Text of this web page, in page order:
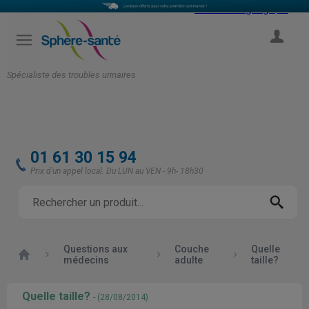
Spécialiste des troubles urinaires
Select Language
01 61 30 15 94
Prix d'un appel local. Du LUN au VEN - 9h- 18h30
Accueil
Questions aux
médecins
Couche
adulte
Quelle
taille?
Quelle taille? - (28/08/2014)